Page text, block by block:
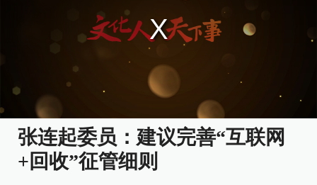
张连起委员：建议完善“互联网
+回收”征管细则